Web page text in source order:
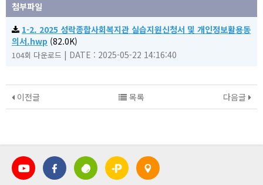
첨부파일
1-2. 2025 성락종합사회복지관 실습지원신청서 및 개인정보활용동
의서.hwp (82.0K)
104회 다운로드 | DATE : 2025-05-22 14:16:40
이전글 다음글
목록